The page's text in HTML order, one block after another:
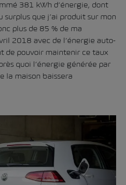
381 kWh d’énergie, dont
que j’ai produit sur mon
plus de 85 % de ma
2018 avec de l’énergie auto-
de pouvoir maintenir ce taux
quoi l’énergie générée par
la maison baissera